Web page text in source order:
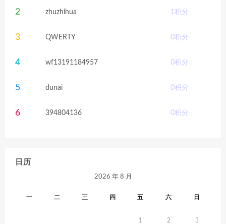
2 zhuzhihua 1 积分
3 QWERTY 0积分
4 wf13191184957 0积分
5 dunai 0积分
6 394804136 0积分
日历
2026 年 8 月
一 二 三 四 五 六 日
1 2 3